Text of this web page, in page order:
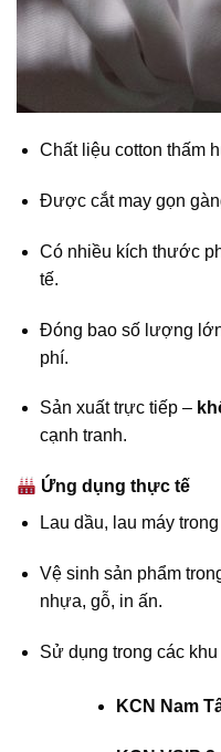
Chất liệu cotton thấm
Được cắt may gọn
Có nhiều kích thước
tế.
Đóng bao số lượng
phí.
Sản xuất trực tiếp –
cạnh tranh.
Ứng dụng thực tế
Lau dầu, lau máy
Vệ sinh sản phẩm
nhựa, gỗ, in ấn.
Sử dụng trong các
KCN Nam